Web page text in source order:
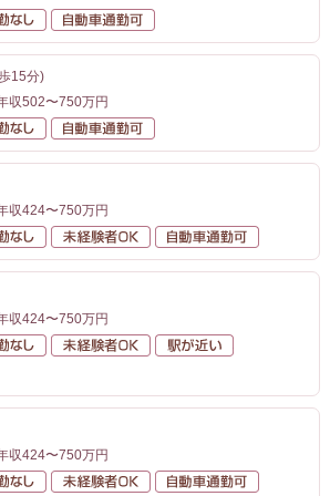
日120日以上
転勤なし
15分)
収502〜750万円
日120日以上
転勤なし
収424〜750万円
日120日以上
転勤なし 未経験者OK
収424〜750万円
日120日以上
転勤なし 未経験者OK
収424〜750万円
日120日以上
転勤なし 未経験者OK